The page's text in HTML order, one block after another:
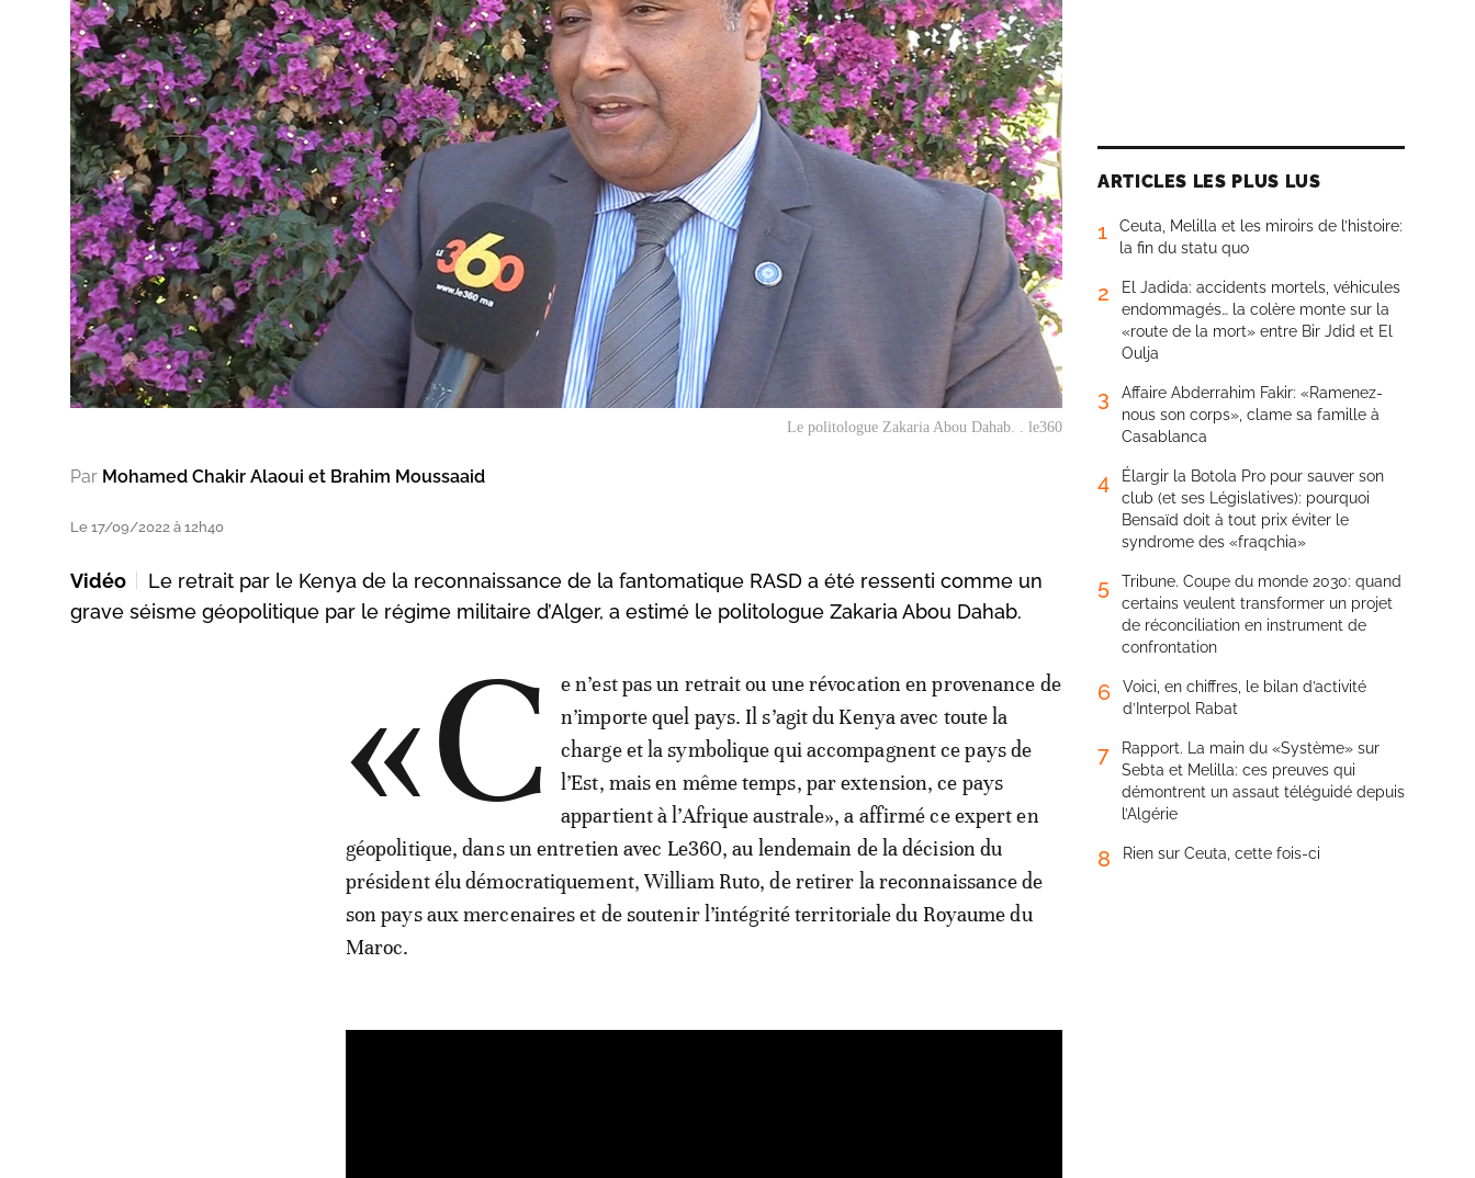
Le politologue Zakaria Abou Dahab. . le360
Par Mohamed Chakir Alaoui et Brahim Moussaaid
Le 17/09/2022 à 12h40
Vidéo
Le retrait par le Kenya de la reconnaissance de la fantomatique RASD a été ressenti comme un
grave séisme géopolitique par le régime militaire d’Alger, a estimé le politologue Zakaria Abou Dahab.
«C
e n’est pas un retrait ou une révocation en provenance de
n’importe quel pays. Il s’agit du Kenya avec toute la
charge et la symbolique qui accompagnent ce pays de
l’Est, mais en même temps, par extension, ce pays
appartient à l’Afrique australe», a affirmé ce expert en
géopolitique, dans un entretien avec Le360, au lendemain de la décision du
président élu démocratiquement, William Ruto, de retirer la reconnaissance de
son pays aux mercenaires et de soutenir l’intégrité territoriale du Royaume du
Maroc.
ARTICLES LES PLUS LUS
1
Ceuta, Melilla et les miroirs de l’histoire:
la fin du statu quo
2
El Jadida: accidents mortels, véhicules
endommagés… la colère monte sur la
«route de la mort» entre Bir Jdid et El
Oulja
3
Affaire Abderrahim Fakir: «Ramenez-
nous son corps», clame sa famille à
Casablanca
4
Élargir la Botola Pro pour sauver son
club (et ses Législatives): pourquoi
Bensaïd doit à tout prix éviter le
syndrome des «fraqchia»
5
Tribune. Coupe du monde 2030: quand
certains veulent transformer un projet
de réconciliation en instrument de
confrontation
6
Voici, en chiffres, le bilan d’activité
d’Interpol Rabat
7
Rapport. La main du «Système» sur
Sebta et Melilla: ces preuves qui
démontrent un assaut téléguidé depuis
l’Algérie
8 Rien sur Ceuta, cette fois-ci